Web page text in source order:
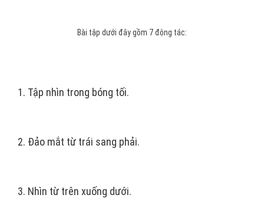
Bài tập dưới đây gồm 7 động tác:
1. Tập nhìn trong bóng tối.
2. Đảo mắt từ trái sang phải.
3. Nhìn từ trên xuống dưới.